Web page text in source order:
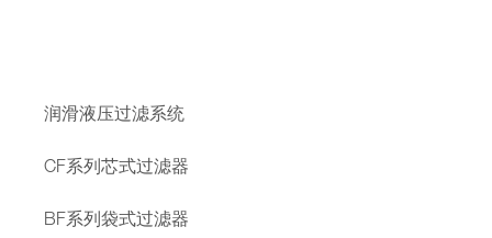
润滑液压过滤系统
CF系列芯式过滤器
BF系列袋式过滤器